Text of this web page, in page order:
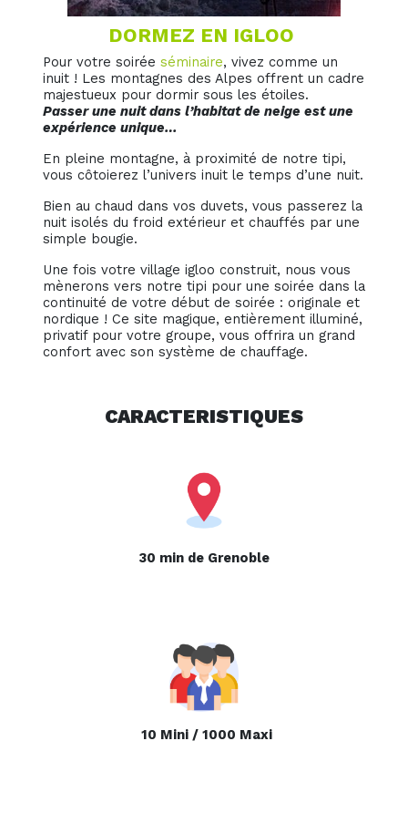
DORMEZ EN IGLOO
Pour votre soirée séminaire, vivez comme un
inuit ! Les montagnes des Alpes offrent un cadre
majestueux pour dormir sous les étoiles.
Passer une nuit dans l’habitat de neige est une
expérience unique…
En pleine montagne, à proximité de notre tipi,
vous côtoierez l’univers inuit le temps d’une nuit.
Bien au chaud dans vos duvets, vous passerez la
nuit isolés du froid extérieur et chauffés par une
simple bougie.
Une fois votre village igloo construit, nous vous
mènerons vers notre tipi pour une soirée dans la
continuité de votre début de soirée : originale et
nordique ! Ce site magique, entièrement illuminé,
privatif pour votre groupe, vous offrira un grand
confort avec son système de chauffage.
CARACTERISTIQUES
30 min de Grenoble
10 Mini / 1000 Maxi